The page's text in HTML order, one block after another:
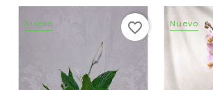
Nuevo favorite_border Nuevo